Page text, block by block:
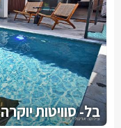
בל- סוויטות יוקרה